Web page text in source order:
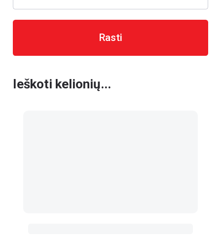
Rasti
Ieškoti kelionių...